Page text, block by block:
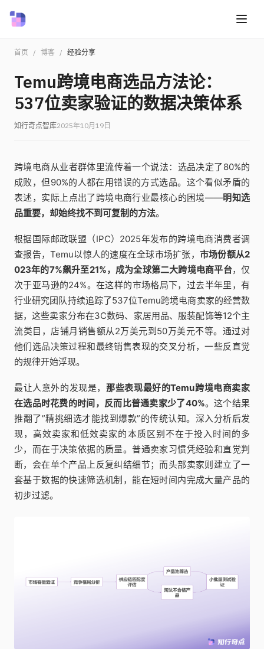
首页 / 博客 / 经验分享
Temu跨境电商选品方法论：
537位卖家验证的数据决策体系
知行奇点智库2025年10月19日
跨境电商从业者群体里流传着一个说法：选品决定了80%的
成败，但90%的人都在用错误的方式选品。这个看似矛盾的
表述，实际上点出了跨境电商行业最核心的困境——明知选
品重要，却始终找不到可复制的方法。
根据国际邮政联盟（IPC）2025年发布的跨境电商消费者调
查报告，Temu以惊人的速度在全球市场扩张， 市场份额从2
023年的7%飙升至21%，成为全球第二大跨境电商平台，仅
次于亚马逊的24%。在这样的市场格局下，过去半年里，有
行业研究团队持续追踪了537位Temu跨境电商卖家的经营数
据，这些卖家分布在3C数码、家居用品、服装配饰等12个主
流类目，店铺月销售额从2万美元到50万美元不等。通过对
他们选品决策过程和最终销售表现的交叉分析，一些反直觉
的规律开始浮现。
最让人意外的发现是，那些表现最好的Temu跨境电商卖家
在选品时花费的时间，反而比普通卖家少了40%。这个结果
推翻了”精挑细选才能找到爆款”的传统认知。深入分析后发
现，高效卖家和低效卖家的本质区别不在于投入时间的多
少，而在于决策依据的质量。普通卖家习惯凭经验和直觉判
断，会在单个产品上反复纠结细节；而头部卖家则建立了一
套基于数据的快速筛选机制，能在短时间内完成大量产品的
初步过滤。